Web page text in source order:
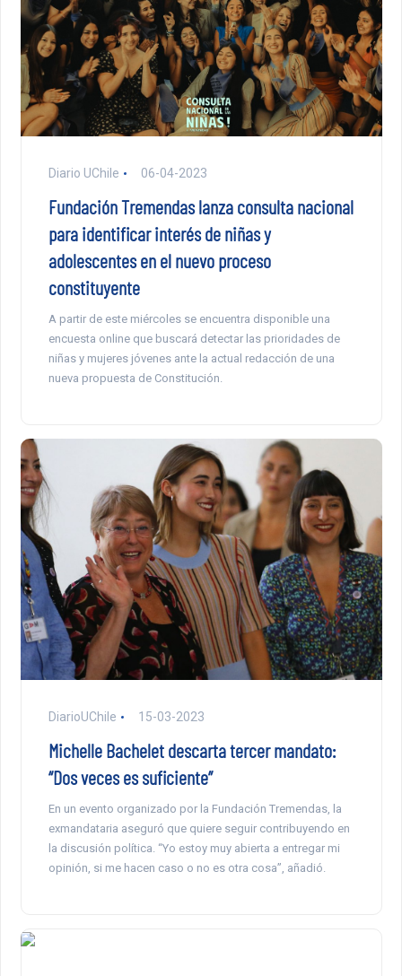
Diario UChile 06-04-2023
Fundación Tremendas lanza consulta nacional
para identificar interés de niñas y
adolescentes en el nuevo proceso
constituyente
A partir de este miércoles se encuentra disponible una
encuesta online que buscará detectar las prioridades de
niñas y mujeres jóvenes ante la actual redacción de una
nueva propuesta de Constitución.
DiarioUChile 15-03-2023
Michelle Bachelet descarta tercer mandato:
“Dos veces es suficiente”
En un evento organizado por la Fundación Tremendas, la
exmandataria aseguró que quiere seguir contribuyendo en
la discusión política. “Yo estoy muy abierta a entregar mi
opinión, si me hacen caso o no es otra cosa”, añadió.